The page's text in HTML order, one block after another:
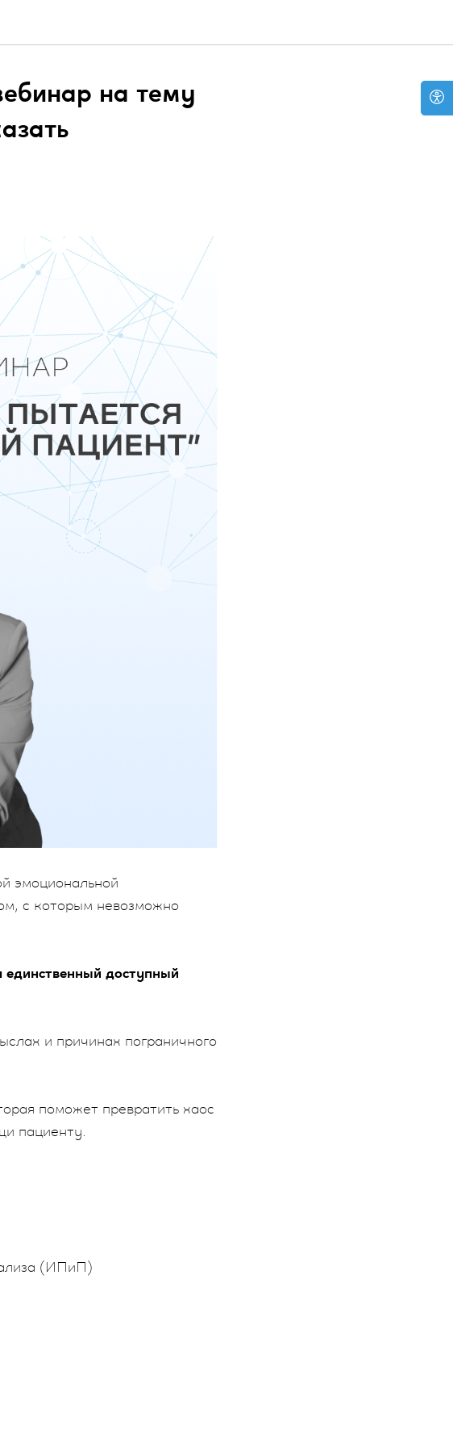
на тему
эмоциональной
с которым невозможно
доступный
и причинах пограничного
поможет превратить хаос
пациенту.
(ИПиП)